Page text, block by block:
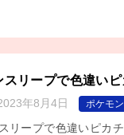
スリープで色違い
年8月4日 ポケモ
リープで色違いピカ